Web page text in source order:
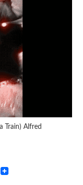
Train) Alfred